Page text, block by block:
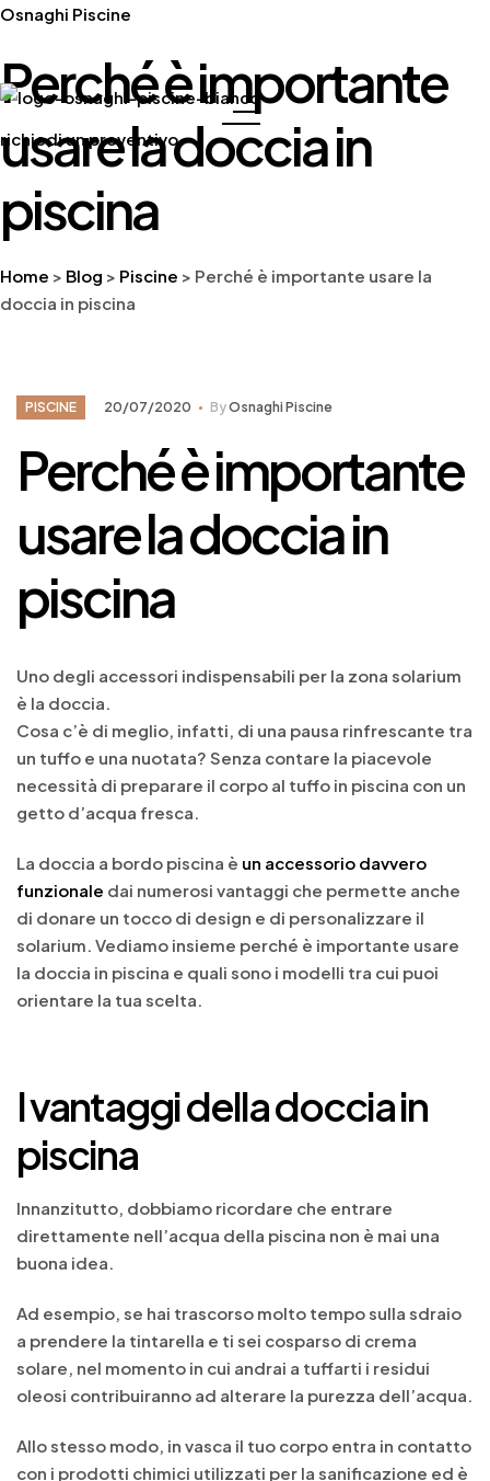
Osnaghi Piscine
richiedi un preventivo
Perché è importante
usare la doccia in
piscina
Home > Blog > Piscine > Perché è importante usare la
doccia in piscina
Categories
PISCINE 20/07/2020 ByOsnaghi Piscine
Perché è importante
usare la doccia in
piscina
Uno degli accessori indispensabili per la zona solarium
è la doccia.
Cosa c’è di meglio, infatti, di una pausa rinfrescante tra
un tuffo e una nuotata? Senza contare la piacevole
necessità di preparare il corpo al tuffo in piscina con un
getto d’acqua fresca.
La doccia a bordo piscina è un accessorio davvero
funzionale dai numerosi vantaggi che permette anche
di donare un tocco di design e di personalizzare il
solarium. Vediamo insieme perché è importante usare
la doccia in piscina e quali sono i modelli tra cui puoi
orientare la tua scelta.
I vantaggi della doccia in
piscina
Innanzitutto, dobbiamo ricordare che entrare
direttamente nell’acqua della piscina non è mai una
buona idea.
Ad esempio, se hai trascorso molto tempo sulla sdraio
a prendere la tintarella e ti sei cosparso di crema
solare, nel momento in cui andrai a tuffarti i residui
oleosi contribuiranno ad alterare la purezza dell’acqua.
Allo stesso modo, in vasca il tuo corpo entra in contatto
con i prodotti chimici utilizzati per la sanificazione ed è